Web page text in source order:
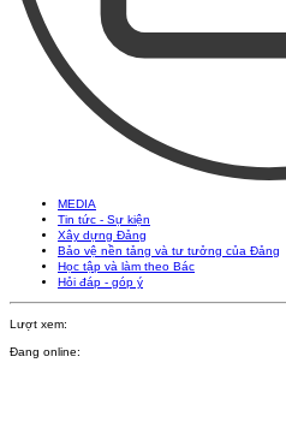
MEDIA
Tin tức - Sự kiện
Xây dựng Đảng
Bảo vệ nền tảng và tư tưởng của Đảng
Học tập và làm theo Bác
Hỏi đáp - góp ý
Lượt xem:
Đang online: